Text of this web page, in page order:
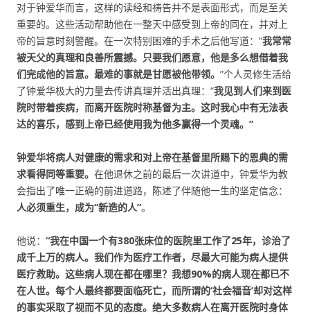
对于钟爱华而言，这样的读经和祷告并不是表面形式，而是至关
重要的。这些活动帮助他在一整天中感受到上帝的同在，并对上
帝的旨意时刻警醒。在一次特别困难的手术之后他写道：“我常常
被天父的真理和良善所震撼。只要我们愿意，他是多么想借着我
们完成他的旨意。最难的事就是甘愿被他带领。 ”个人灵修生活给
了钟爱华极大的力量去传讲真理并活出真理：“我见到人们来到医
院时带着疾病，而离开医院时称基督为主。这时我心中有无法表
达的喜乐，感到上帝已经使用我为他多赢得一个灵魂。”
钟爱华将病人对健康的需求和对上帝在基督里所赐下的恩典的需
求看得同等重要。 在他退休之前的最后一次讲道中，钟爱华为教
会指出了唯一正确的前进道路，陈述了伴随他一生的坚定信念：
人必须重生，成为“新造的人”。
他说： “我在中国一个有380张床位的医院里工作了25年，诊治了
成千上万的病人。我们作为医疗工作者，尽最大可能为病人提供
医疗救助。这些病人现在都在哪里？我想90%的病人现在都已不
在人世。每个人最终都要面临死亡，而所谓的‘社会福音’却对这样
的事实采取了视而不见的态度。绝大多数病人在离开医院时身体